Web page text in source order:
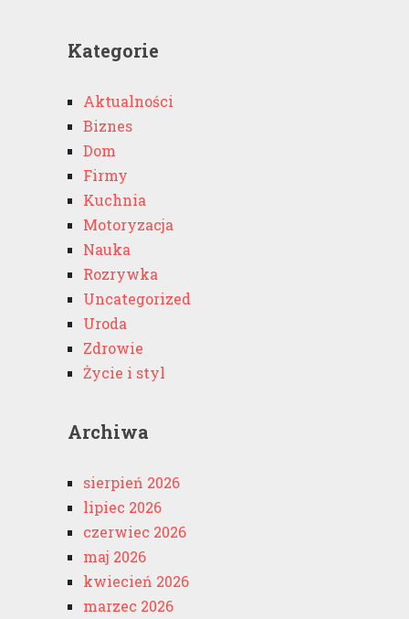
Kategorie
Aktualności
Biznes
Dom
Firmy
Kuchnia
Motoryzacja
Nauka
Rozrywka
Uncategorized
Uroda
Zdrowie
Życie i styl
Archiwa
sierpień 2026
lipiec 2026
czerwiec 2026
maj 2026
kwiecień 2026
marzec 2026